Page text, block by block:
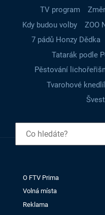
TV program
Kdy budou volby
ZOO
7 pádů Honzy Dědka
Tatarák podle
Pěstování
Tvarohové
O FTV Prima
Volná místa
Reklama